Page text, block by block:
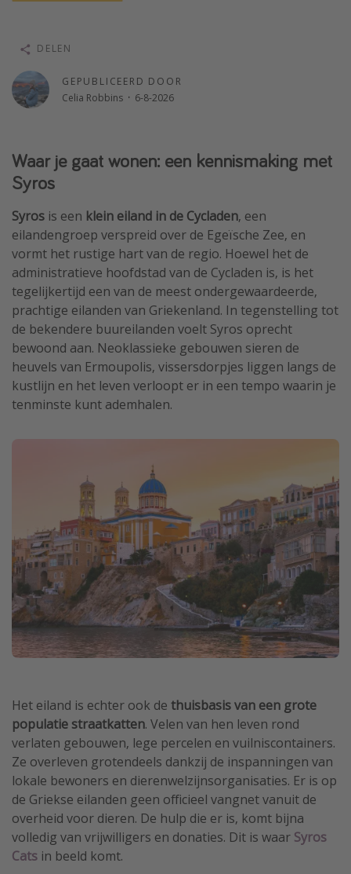
Reisblog
Beste keukens ter wereld
Center Parcs
Disneyland Parijs
Strandvakantie in Italië
Strandvakantie in Nederland
All inclusive vakantie in Griekenland
GEPUBLICEERD DOOR
Celia Robbins · 6-8-2026
DELEN
Waar je gaat wonen: een kennismaking met
Syros
Syros is een klein eiland in de Cycladen, een
eilandengroep verspreid over de Egeïsche Zee, en
vormt het rustige hart van de regio. Hoewel het de
administratieve hoofdstad van de Cycladen is, is het
tegelijkertijd een van de meest ondergewaardeerde,
prachtige eilanden van Griekenland. In tegenstelling tot
de bekendere buureilanden voelt Syros oprecht
bewoond aan. Neoklassieke gebouwen sieren de
heuvels van Ermoupolis, vissersdorpjes liggen langs de
kustlijn en het leven verloopt er in een tempo waarin je
tenminste kunt ademhalen.
Het eiland is echter ook de thuisbasis van een grote
populatie straatkatten. Velen van hen leven rond
verlaten gebouwen, lege percelen en vuilniscontainers.
Ze overleven grotendeels dankzij de inspanningen van
lokale bewoners en dierenwelzijnsorganisaties. Er is op
de Griekse eilanden geen officieel vangnet vanuit de
overheid voor dieren. De hulp die er is, komt bijna
volledig van vrijwilligers en donaties. Dit is waar Syros
Cats in beeld komt.